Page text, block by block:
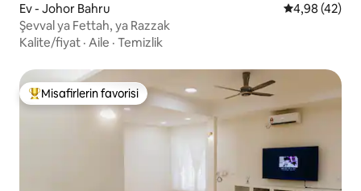
Ev - Johor Bahru 5 üzerinden
4,98 (42)
Şevval ya Fettah, ya Razzak
Kalite/fiyat · Aile · Temizlik
Misafirlerin favorilerinden en beğenilenler arasında
Misafirlerin favorisi